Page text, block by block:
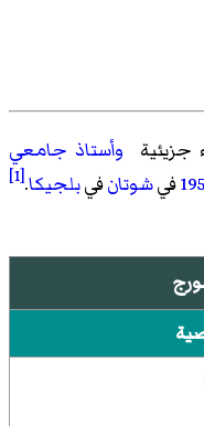
جزيئية وأستاذ جامعي
فيشوتانفيبلجيكا.
[1]